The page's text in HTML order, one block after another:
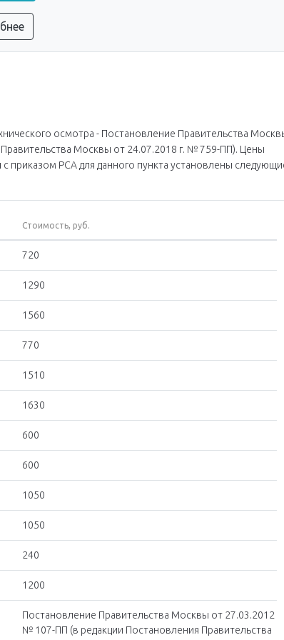
осмотра - Постановление Правительства
Москвы от 24.07.2018 г. № 759-ПП). Цены
с приказом РСА для данного пункта установлены
Стоимость, руб.
720
1290
1560
770
1510
1630
600
600
1050
1050
240
1200
Постановление Правительства Москвы от 27.03.2012
№ 107-ПП (в редакции Постановления Правительства